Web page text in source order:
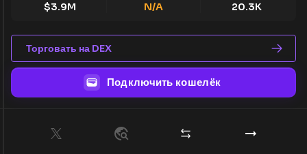
$3.9M N/A 20.3K
Торговать на DEX
Подключить кошелёк